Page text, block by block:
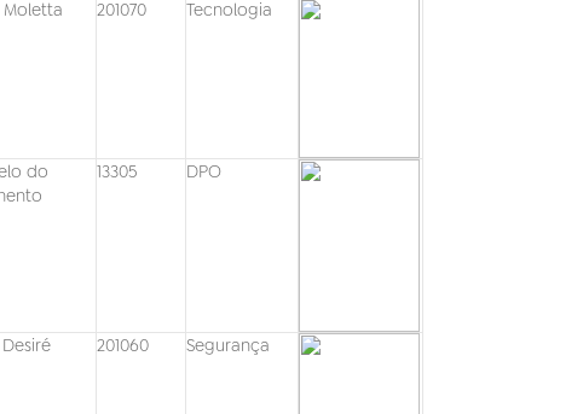
Moletta 201070 Tecnologia
do
13305 DPO
201060 Segurança